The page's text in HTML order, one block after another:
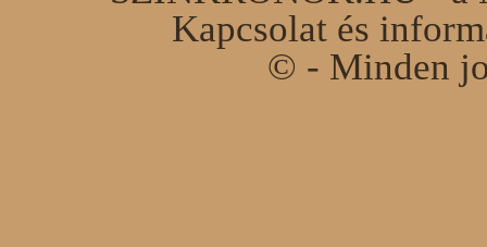
Kapcsolat és
© - Minden